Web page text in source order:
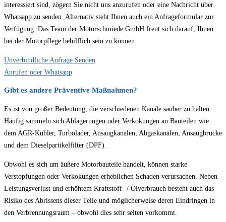
interessiert sind, zögern Sie nicht uns anzurufen oder eine Nachricht über
Whatsapp zu senden. Alternativ steht Ihnen auch ein Anfrageformular zur
Verfügung. Das Team der Motorschmiede GmbH freut sich darauf, Ihnen
bei der Motorpflege behilflich sein zu können.
Unverbindliche Anfrage Senden
Anrufen oder Whatsapp
Gibt es andere Präventive Maßnahmen?
Es ist von großer Bedeutung, die verschiedenen Kanäle sauber zu halten.
Häufig sammeln sich Ablagerungen oder Verkokungen an Bauteilen wie
dem AGR-Kühler, Turbolader, Ansaugkanälen, Abgaskanälen, Ansaugbrücke
und dem Dieselpartikelfilter (DPF).
Obwohl es sich um äußere Motorbauteile handelt, können starke
Verstopfungen oder Verkokungen erheblichen Schaden verursachen. Neben
Leistungsverlust und erhöhtem Kraftstoff- / Ölverbrauch besteht auch das
Risiko des Abrissens dieser Teile und möglicherweise deren Eindringen in
den Verbrennungsraum – obwohl dies sehr selten vorkommt.